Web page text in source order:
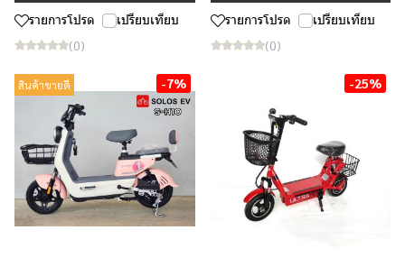
รายการโปรด เปรียบเทียบ
(0)
รายการโปรด เปรียบเทียบ
(0)
สินค้าขายดี -7% -25%